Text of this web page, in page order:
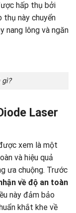
hấp thụ bởi
thụ này chuyển
nang lông và ngăn
gì?
Laser
xem là một
và hiệu quả
ưa chuộng. Trước
về độ an toàn
này đảm bảo
khắt khe về